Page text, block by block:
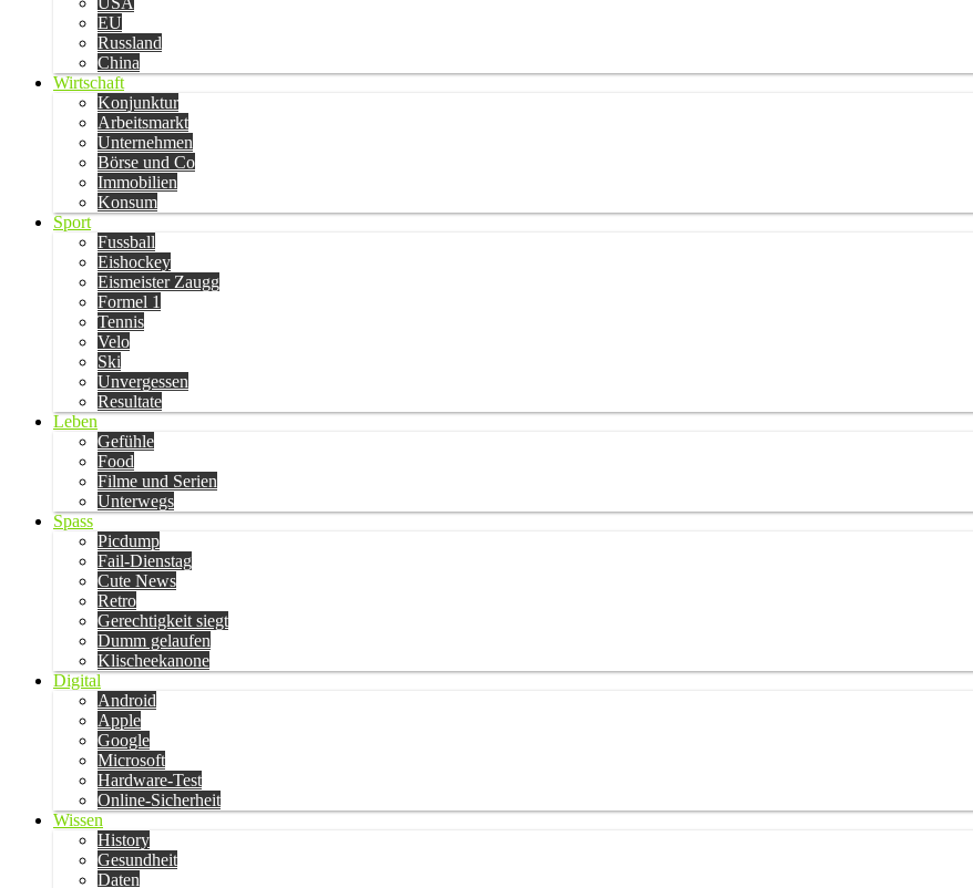
EU
Russland
China
Wirtschaft
Konjunktur
Arbeitsmarkt
Unternehmen
Börse und Co
Immobilien
Konsum
Sport
Fussball
Eishockey
Eismeister Zaugg
Formel 1
Tennis
Velo
Ski
Unvergessen
Resultate
Leben
Gefühle
Food
Filme und Serien
Unterwegs
Spass
Picdump
Fail-Dienstag
Cute News
Retro
Gerechtigkeit siegt
Dumm gelaufen
Klischeekanone
Digital
Android
Apple
Google
Microsoft
Hardware-Test
Online-Sicherheit
Wissen
History
Gesundheit
Daten